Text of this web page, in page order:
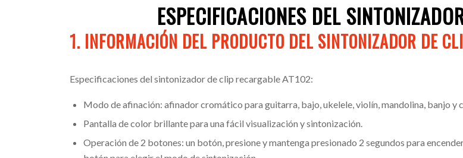
ESPECIFICACIONES DEL
1. INFORMACIÓN DEL PRODUCTO DEL SINTONIZADOR DE
Especificaciones del sintonizador de clip recargable AT102:
Modo de afinación: afinador cromático para guitarra, bajo, ukelele, violín, mandolina, banjo y
Pantalla de color brillante para una fácil visualización y sintonización.
Operación de 2 botones: un botón, presione y mantenga presionado 2 segundos para